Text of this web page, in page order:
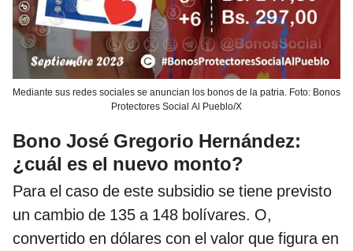
Mediante sus redes sociales se anuncian los bonos de la patria. Foto: Bonos
Protectores Social Al Pueblo/X
Bono José Gregorio Hernández:
¿cuál es el nuevo monto?
Para el caso de este subsidio se tiene previsto
un cambio de 135 a 148 bolívares. O,
convertido en dólares con el valor que figura en